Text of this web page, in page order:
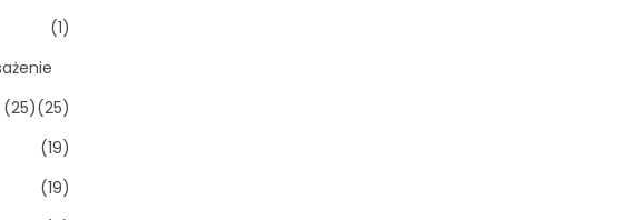
(1)
(25)
(25)
(19)
(19)